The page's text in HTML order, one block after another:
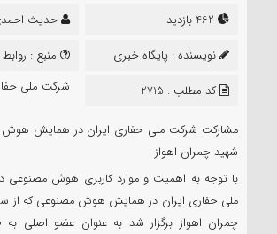
حدیث
نویسنده : پایگاه خبری
نشر تعلیم
منبع :
شرکت ملی
کد مطلب : 2715
مشارکت شرکت ملی حفاری ایران در همایش هوش
شهید چمران اهواز
با توجه به اهمیت و موارد کاربری هوش
ملی حفاری ایران در همایش هوش مصنوعی که از
چمران اهواز برگزار شد به عنوان عضو اصلی به